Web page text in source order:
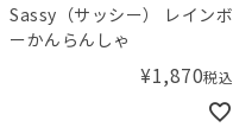
Sassy（サッシー） レインボ
ーかんらんしゃ
¥1,870税込